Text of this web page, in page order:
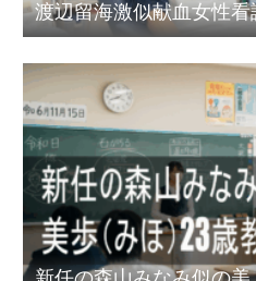
渡辺留海激似献血女性